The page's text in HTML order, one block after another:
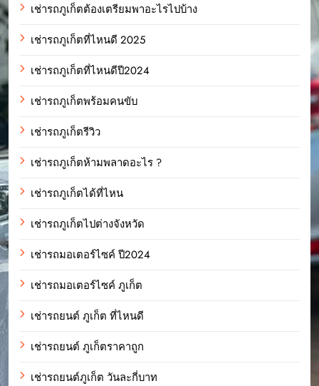
เช่ารถภูเก็ตต้องเตรียมพาอะไรไปบ้าง
เช่ารถภูเก็ตที่ไหนดี 2025
เช่ารถภูเก็ตที่ไหนดีปี2024
เช่ารถภูเก็ตพร้อมคนขับ
เช่ารถภูเก็ตรีวิว
เช่ารถภูเก็ตห้ามพลาดอะไร ?
เช่ารถภูเก็ตได้ที่ไหน
เช่ารถภูเก็ตไปต่างจังหวัด
เช่ารถมอเตอร์ไซค์ ปี2024
เช่ารถมอเตอร์ไซค์ ภูเก็ต
เช่ารถยนต์ ภูเก็ต ที่ไหนดี
เช่ารถยนต์ ภูเก็ตราคาถูก
เช่ารถยนต์ภูเก็ต วันละกี่บาท